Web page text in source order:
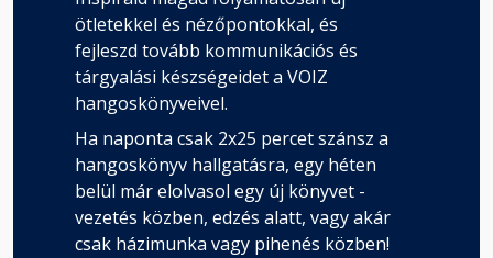
ötletekkel és nézőpontokkal, és
fejleszd tovább kommunikációs és
tárgyalási készségeidet a VOIZ
hangoskönyveivel.
Ha naponta csak 2x25 percet szánsz a
hangoskönyv hallgatásra, egy héten
belül már elolvasol egy új könyvet -
vezetés közben, edzés alatt, vagy akár
csak házimunka vagy pihenés közben!